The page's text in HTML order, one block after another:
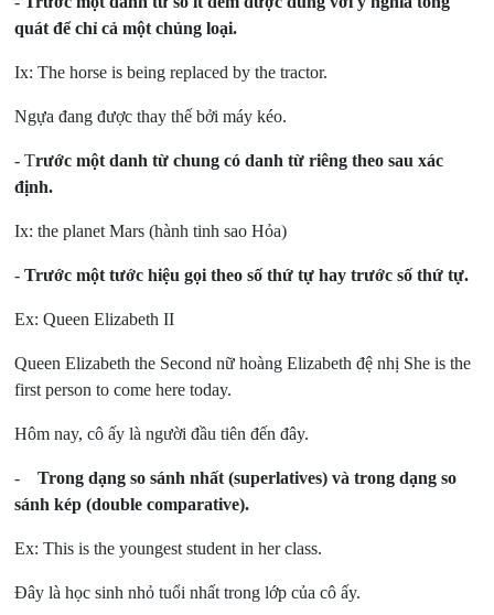
quát để chỉ cả một chủng loại.
Ix: The horse is being replaced by the tractor.
Ngựa đang được thay thế bởi máy kéo.
- Trước một danh từ chung có danh từ riêng theo sau xác
định.
Ix: the planet Mars (hành tinh sao Hỏa)
-Trước một tước hiệu gọi theo số thứ tự hay trước số thứ tự.
Ex: Queen Elizabeth II
Queen Elizabeth the Second nữ hoàng Elizabeth đệ nhị She is the
first person to come here today.
Hôm nay, cô ấy là người đầu tiên đến đây.
-
Trong dạng so sánh nhất (superlatives) và trong dạng so
sánh kép (double comparative).
Ex: This is the youngest student in her class.
Đây là học sinh nhỏ tuổi nhất trong lớp của cô ấy.